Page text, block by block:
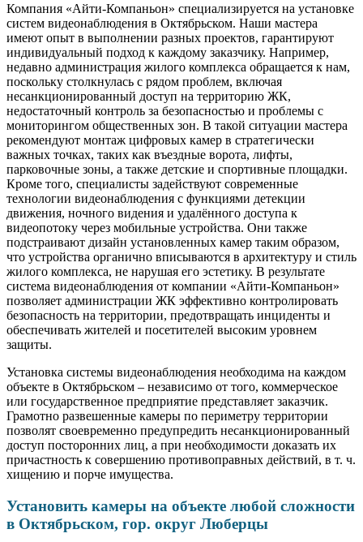
Компания «Айти-Компаньон» специализируется на установке
систем видеонаблюдения в Октябрьском. Наши мастера
имеют опыт в выполнении разных проектов, гарантируют
индивидуальный подход к каждому заказчику. Например,
недавно администрация жилого комплекса обращается к нам,
поскольку столкнулась с рядом проблем, включая
несанкционированный доступ на территорию ЖК,
недостаточный контроль за безопасностью и проблемы с
мониторингом общественных зон. В такой ситуации мастера
рекомендуют монтаж цифровых камер в стратегически
важных точках, таких как въездные ворота, лифты,
парковочные зоны, а также детские и спортивные площадки.
Кроме того, специалисты задействуют современные
технологии видеонаблюдения с функциями детекции
движения, ночного видения и удалённого доступа к
видеопотоку через мобильные устройства. Они также
подстраивают дизайн установленных камер таким образом,
что устройства органично вписываются в архитектуру и стиль
жилого комплекса, не нарушая его эстетику. В результате
система видеонаблюдения от компании «Айти-Компаньон»
позволяет администрации ЖК эффективно контролировать
безопасность на территории, предотвращать инциденты и
обеспечивать жителей и посетителей высоким уровнем
защиты.
Установка системы видеонаблюдения необходима на каждом
объекте в Октябрьcком – независимо от того, коммерческое
или государственное предприятие представляет заказчик.
Грамотно развешенные камеры по периметру территории
позволят своевременно предупредить несанкционированный
доступ посторонних лиц, а при необходимости доказать их
причастность к совершению противоправных действий, в т. ч.
хищению и порче имущества.
Установить камеры на объекте любой сложности
в Октябрьском, гор. округ Люберцы